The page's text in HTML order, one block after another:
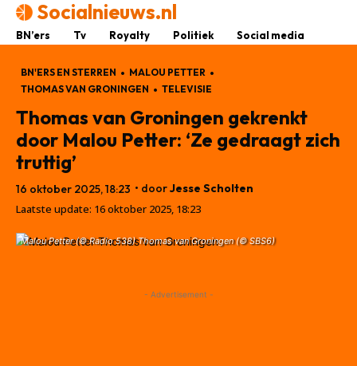
Socialnieuws.nl
BN’ers Tv Royalty Politiek Social media
BN'ERS EN STERREN
MALOU PETTER
THOMAS VAN GRONINGEN
TELEVISIE
Thomas van Groningen gekrenkt
door Malou Petter: ‘Ze gedraagt zich
truttig’
16 oktober 2025, 18:23 • doorJesse Scholten
Laatste update: 16 oktober 2025, 18:23
Malou Petter (© Radio 538) Thomas van Groningen (© SBS6)
- Advertisement -